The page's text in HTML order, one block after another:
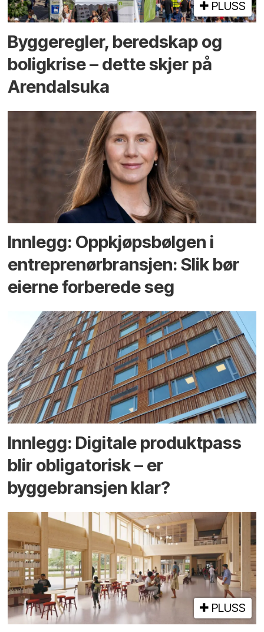
PLUSS
Bygge­regler, beredskap og
bolig­krise – dette skjer på
Arendals­uka
Innlegg: Oppkjøps­bølgen i
entreprenør­bransjen: Slik bør
eierne forberede seg
Innlegg: Digitale produktpass
blir obligatorisk – er
byggebransjen klar?
PLUSS